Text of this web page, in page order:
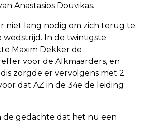
Anastasios Douvikas.
niet lang nodig om zich terug te
wedstrijd. In de twintigste
Maxim Dekker de
voor de Alkmaarders, en
zorgde er vervolgens met 2
dat AZ in de 34e de leiding
de gedachte dat het nu een